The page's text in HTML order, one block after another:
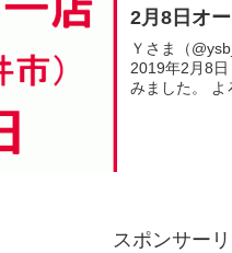
2月8日オ
Ｙさま（@ysb_freeman）
2019年2月8日（金）
スポンサー